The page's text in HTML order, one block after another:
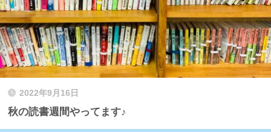
2022年9月16日
秋の読書週間やってます♪